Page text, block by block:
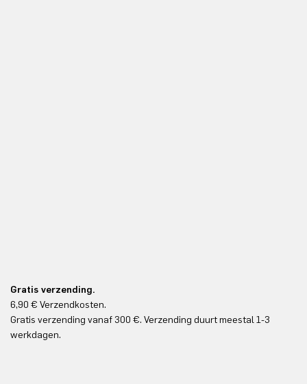
Gratis verzending.
6,90 € Verzendkosten.
Gratis verzending vanaf 300 €. Verzending duurt meestal 1-3
werkdagen.